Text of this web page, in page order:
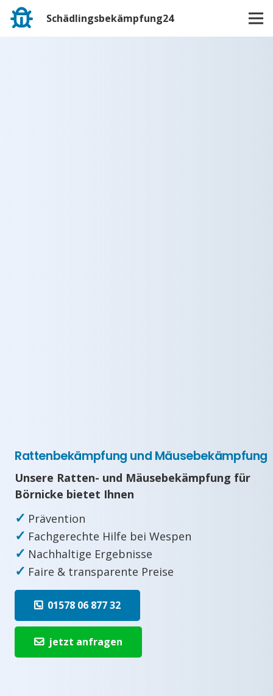
Schädlingsbekämpfung24
Rattenbekämpfung und Mäusebekämpfung
Unsere Ratten- und Mäusebekämpfung für
Börnicke bietet Ihnen
✓ Prävention
✓ Fachgerechte Hilfe bei Wespen
✓ Nachhaltige Ergebnisse
✓ Faire & transparente Preise
01578 06 877 32
jetzt anfragen